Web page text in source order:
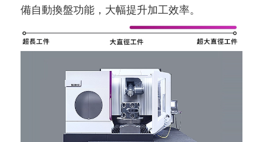
備自動換盤功能，大幅提升加工效率。